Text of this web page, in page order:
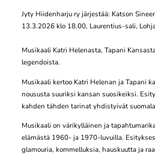
Jyty Hiidenharju ry järjestää: Katson
13.3.2026 klo 18.00, Laurentius-sali,
Musikaali Katri Helenasta, Tapani
legendoista.
Musikaali kertoo Katri Helenan ja Tapani
noususta suuriksi kansan suosikeiksi.
kahden tähden tarinat yhdistyivät
Musikaali on värikylläinen ja
elämästä 1960- ja 1970-luvuilla.
glamouria, kommelluksia, hauskuutta ja